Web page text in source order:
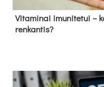
Vitaminai imunitetui –
renkantis?